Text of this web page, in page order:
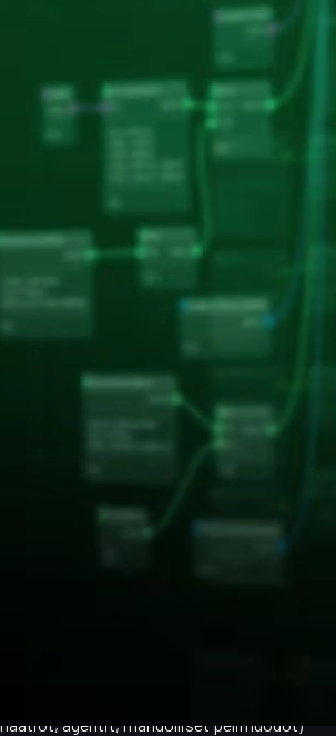
Strike 2:n uusi animointijärjestelmä,
ja siirsi sitten viralliseen peliin
päivityksessä. Se ei ole yksittäinen
pyörivä järjestelmä, joka päättää,
aseet liikkuvat, vaihtavat animaatiosta
2 määrittää esimerkiksi:
aseen esiin tai vaihdat varusteita
ja ampumisanimaatiot toistuvat
persoonan animaatiot (se, minkä
pelitilanteen kanssa
reaktiopohjainen peli: nähdyt animaatiot
tai huomaat vihollisen utility-käytöksen.
ei ole vain kosmetiikkaa, vaan
vaikuttava osa.
Vaikka Source 2 toi jo paljon
järjestelmän, joka:
agentit, mahdolliset pelimuodot)